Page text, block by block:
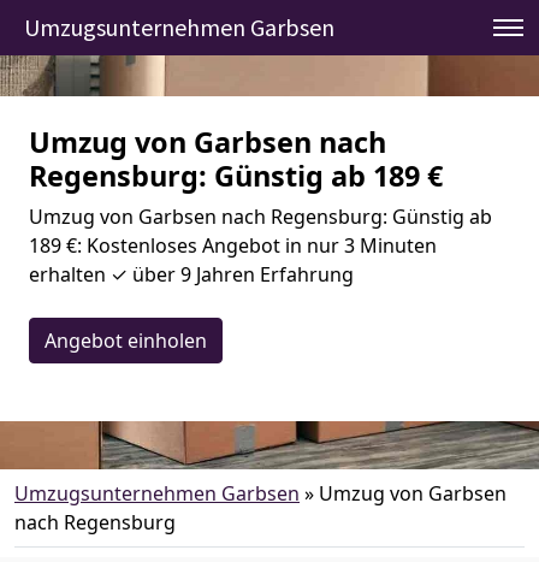
Umzugsunternehmen Garbsen
Umzug von Garbsen nach
Regensburg: Günstig ab 189 €
Umzug von Garbsen nach Regensburg: Günstig ab
189 €: Kostenloses Angebot in nur 3 Minuten
erhalten ✓ über 9 Jahren Erfahrung
Angebot einholen
Umzugsunternehmen Garbsen » Umzug von Garbsen
nach Regensburg